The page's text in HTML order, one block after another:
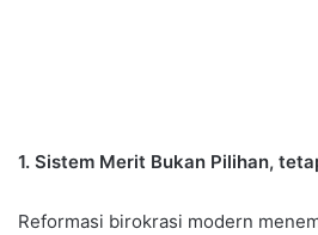
1. Sistem Merit Bukan Pilihan,
Reformasi birokrasi modern